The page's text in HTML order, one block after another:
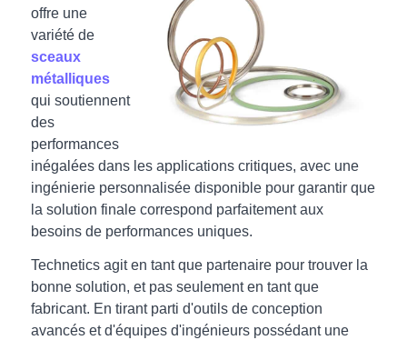
offre une
variété de
sceaux
métalliques
qui soutiennent
des
performances
inégalées dans les applications critiques, avec une
ingénierie personnalisée disponible pour garantir que
la solution finale correspond parfaitement aux
besoins de performances uniques.
Technetics agit en tant que partenaire pour trouver la
bonne solution, et pas seulement en tant que
fabricant. En tirant parti d'outils de conception
avancés et d'équipes d'ingénieurs possédant une